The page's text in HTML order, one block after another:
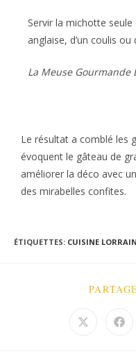
Servir la michotte seule
anglaise, d’un coulis ou
La Meuse Gourmande
Le résultat a comblé les
évoquent le gâteau de
améliorer la déco avec
des mirabelles confites.
ÉTIQUETTES: CUISINE